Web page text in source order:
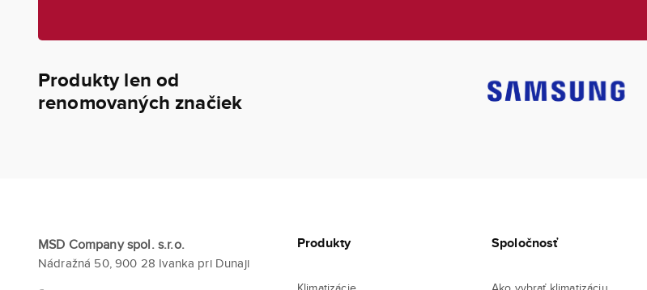
Produkty len od
renomovaných značiek
MSD Company spol. s.r.o.
Nádražná 50, 900 28 Ivanka pri Dunaji
Produkty Spoločnosť